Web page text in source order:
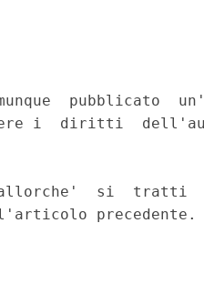
pubblicato
valere i  diritti
si  tratti